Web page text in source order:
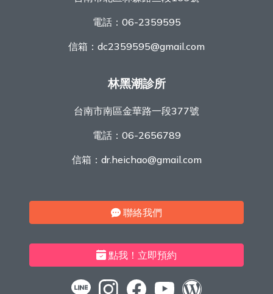
電話： 06-2359595
信箱： dc2359595@gmail.com
林黑潮診所
台南市南區金華路一段377號
電話： 06-2656789
信箱： dr.heichao@gmail.com
聯絡我們
點我！立即預約